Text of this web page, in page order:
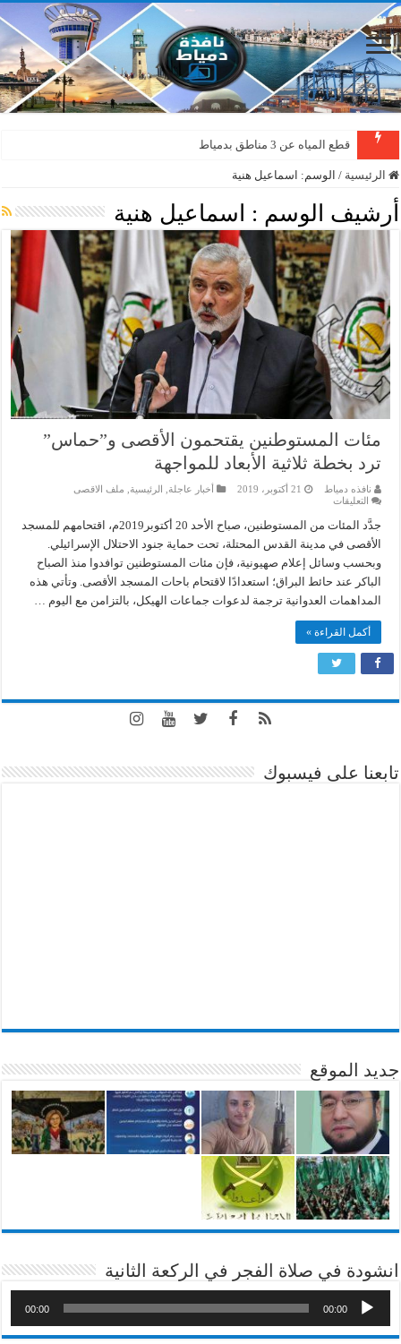
قطع المياه عن 3 مناطق بدمياط
الرئيسية / الوسم: اسماعيل هنية
أرشيف الوسم : اسماعيل هنية
مئات المستوطنين يقتحمون الأقصى و”حماس”
ترد بخطة ثلاثية الأبعاد للمواجهة
نافذه دمياط 21 أكتوبر، 2019 أخبار عاجلة الرئيسية
ملف الاقصى
التعليقاتعلى
المستوطنين
يقتحمون
الأقصى
و”حماس”
ترد
بخطة
الأبعاد
مغلقة
جدَّد المئات من المستوطنين، صباح الأحد 20 أكتوبر2019م، اقتحامهم للمسجد
الأقصى في مدينة القدس المحتلة، تحت حماية جنود الاحتلال الإسرائيلي.
وبحسب وسائل إعلام صهيونية، فإن مئات المستوطنين توافدوا منذ الصباح
الباكر عند حائط البراق؛ استعدادًا لاقتحام باحات المسجد الأقصى. وتأتي هذه
المداهمات العدوانية ترجمة لدعوات جماعات الهيكل، بالتزامن مع اليوم …
أكمل القراءة »
تابعنا على فيسبوك
جديد الموقع
انشودة في صلاة الفجر في الركعة الثانية
00:00
00:00